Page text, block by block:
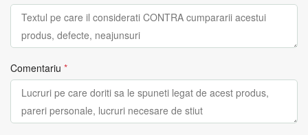
Comentariu *